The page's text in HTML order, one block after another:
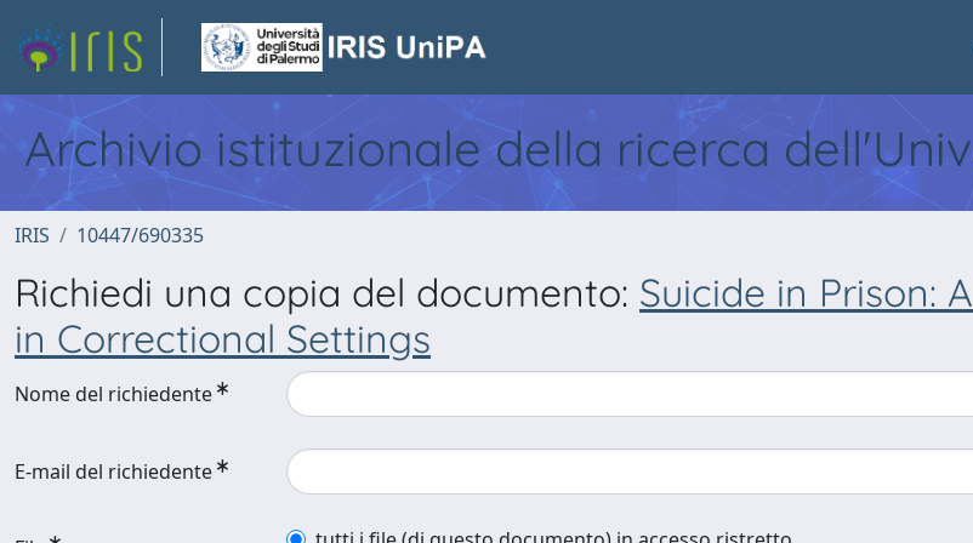
Archivio istituzionale della ricerca
IRIS 10447/690335
Richiedi una copia del documento: Suicide in Prison:
in Correctional Settings
Nome del richiedente
E-mail del richiedente